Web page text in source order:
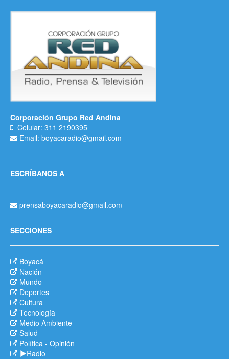
Corporación Grupo Red Andina
Celular: 311 2190395
Email: boyacaradio@gmail.com
ESCRÍBANOS A
prensaboyacaradio@gmail.com
SECCIONES
Boyacá
Nación
Mundo
Deportes
Cultura
Tecnología
Medio Ambiente
Salud
Política - Opinión
Radio